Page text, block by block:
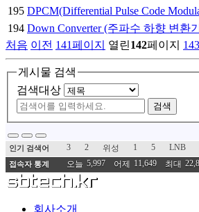
195 DPCM(Differential Pulse Code
194 Down Converter (주파수 하향 변환
처음 이전 141페이지 열린142페이지 143
게시물 검색
검색대상
검색
인기 검색어 3 2 위성 1 5 LNB
접속자 통계 오늘 5,997 어제 11,649 최대
회사소개